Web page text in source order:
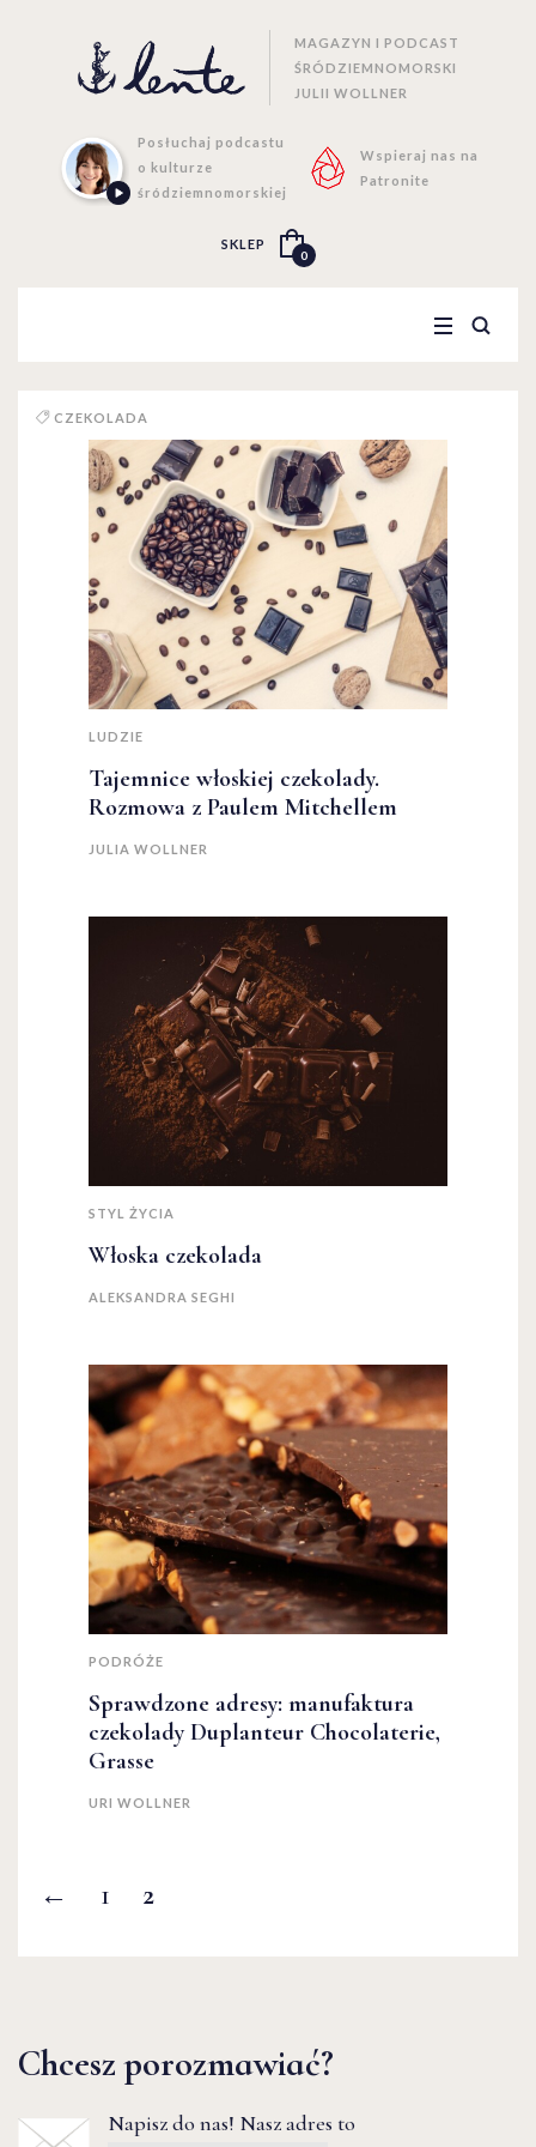
MAGAZYN I PODCAST
ŚRÓDZIEMNOMORSKI
JULII WOLLNER
Posłuchaj podcastu
o kulturze
śródziemnomorskiej
Wspieraj nas na
Patronite
SKLEP
0
CZEKOLADA
LUDZIE
Tajemnice włoskiej czekolady.
Rozmowa z Paulem Mitchellem
JULIA WOLLNER
STYL ŻYCIA
Włoska czekolada
ALEKSANDRA SEGHI
PODRÓŻE
Sprawdzone adresy: manufaktura
czekolady Duplanteur Chocolaterie,
Grasse
URI WOLLNER
← 1 2
Chcesz porozmawiać?
Napisz do nas! Nasz adres to